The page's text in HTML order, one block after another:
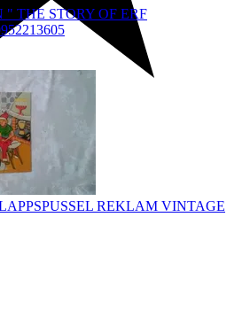
" THE STORY OF ERF
REKLAM VINTAGE